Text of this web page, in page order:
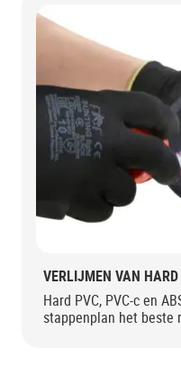
VERLIJMEN VAN
Hard PVC, PVC-c en
stappenplan het beste